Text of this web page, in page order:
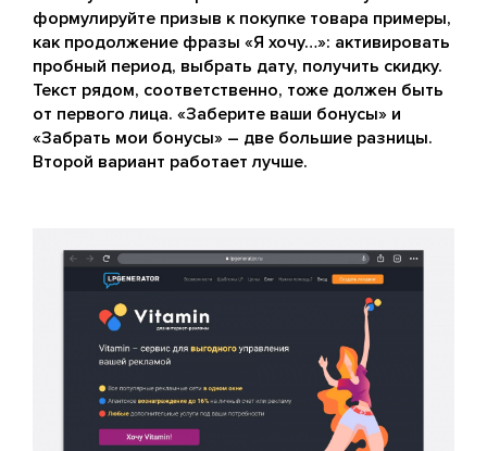
формулируйте призыв к покупке товара примеры,
как продолжение фразы «Я хочу…»: активировать
пробный период, выбрать дату, получить скидку.
Текст рядом, соответственно, тоже должен быть
от первого лица. «Заберите ваши бонусы» и
«Забрать мои бонусы» – две большие разницы.
Второй вариант работает лучше.